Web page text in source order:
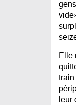
Elle
train
leur